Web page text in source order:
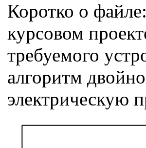
Коротко о файле:
курсовом
требуемого
алгоритм
электрическую